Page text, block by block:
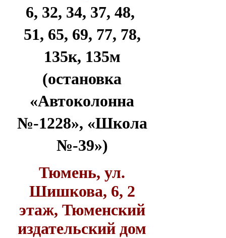
6, 32, 34, 37, 48,
51, 65, 69, 77, 78,
135к, 135м
(остановка
«Автоколонна
№-1228», «Школа
№-39»)
Тюмень, ул.
Шишкова, 6, 2
этаж, Тюменский
издательский дом